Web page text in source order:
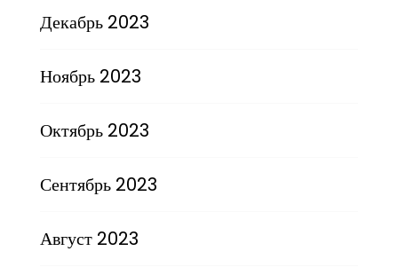
Декабрь 2023
Ноябрь 2023
Октябрь 2023
Сентябрь 2023
Август 2023